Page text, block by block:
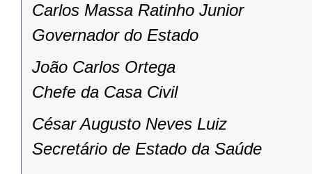
Carlos Massa Ratinho Junior
Governador do Estado
João Carlos Ortega
Chefe da Casa Civil
César Augusto Neves Luiz
Secretário de Estado da Saúde